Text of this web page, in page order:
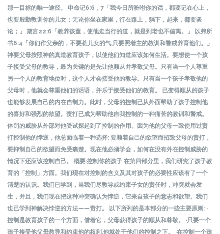
那一目标的唯一途径。 申命记6:6，7「我今日所吩咐你的话，都要记在心上，
也要殷勤教训你的儿女；无论你坐在家里，行在路上，躺下，起来，都要谈
论；」 箴言22:6「教养孩童，使他走当行的道，就是到老也不偏离。」 以弗所
书6:4「你们作父亲的，不要惹儿女的气,只要照着主的教训和警戒养育他们。」
神要父母按照神的真道教育孩子，以使他们知道应该如何生活。要想使一个孩
子接受父母的教导，最为关键的是先让他顺从并孝敬父母。只有当一个人尊重
另一个人的教育地位时，这个人才会接受他的教导。只有当一个孩子孝敬他的
父母时，他就会尊重他们的话语，并乐于接受他们的教育。 已变得顺从的孩子
也能够发展自己的内在自制力。此时，父母的控制已从外面帮助了孩子控制他
的喜好和强烈的欲望。责打已成为帮助他自我控制的一种痛苦的教训和警戒。
体罚的威胁从外部对他受试探起到了控制的作用。因为他的父母一致使用过责
打控制他的悖逆，他总面临着一种选择: 要顺着自己的欲望而招致父母的责打，
要抑制自己的欲望而免受痛楚。现在他必须学会，如何在没有外在控制威胁的
情况下还应该控制自己。 概要:控制你的孩子 在第四部分里，我们研究了孩子教
育的「控制」方面。我们现在对控制的含义及其对孩子的必要性应该有了一个
清楚的认识。我们已学到，当我们尽教导或约束子女的责任时，冲突就会发
生，并且，我们现在把这种冲突确认为悖逆，它来自孩子的意志和欲望。我们
也已学到神解决悖逆的方法——责打。 以下所列的是本部分的一些主要原则: ·
控制是教育孩子的一个方面，借着它，父母获得孩子的顺从和尊敬。 ·只要一个
孩子接受他父母教导和约束他的权利,他就处于他们的控制之下。 ·在控制一个孩